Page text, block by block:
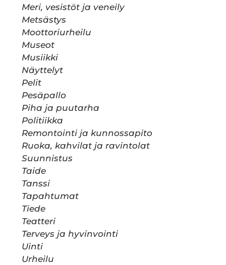
Meri, vesistöt ja veneily
Metsästys
Moottoriurheilu
Museot
Musiikki
Näyttelyt
Pelit
Pesäpallo
Piha ja puutarha
Politiikka
Remontointi ja kunnossapito
Ruoka, kahvilat ja ravintolat
Suunnistus
Taide
Tanssi
Tapahtumat
Tiede
Teatteri
Terveys ja hyvinvointi
Uinti
Urheilu